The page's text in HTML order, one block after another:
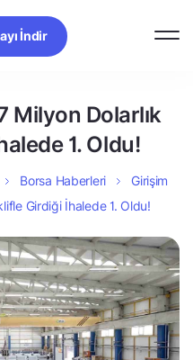
İndir
Milyon Dolarlık
1. Oldu!
Borsa Haberleri
Girişim
Girdiği İhalede 1. Oldu!